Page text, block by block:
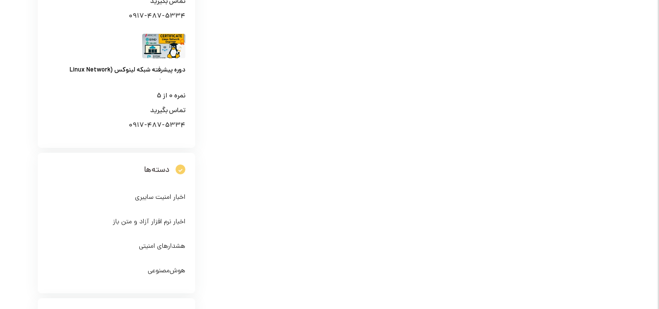
0917-487-5334
دوره پیشرفته شبکه لینوکس (Linux Network
نمره0 از 5
تماس بگیرید
0917-487-5334
دسته‌ها
اخبار امنیت سایبری
اخبار نرم افزار آزاد و متن باز
هشدارهای امنیتی
هوش‌مصنوعی